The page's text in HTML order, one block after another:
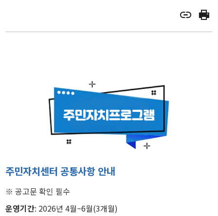
주민자치센터 공통사항 안내
※ 공고문 확인 필수
운영기간: 2026년 4월~6월(3개월)